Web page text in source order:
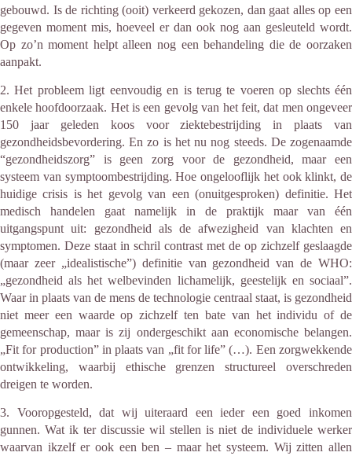
gebouwd. Is de richting (ooit) verkeerd gekozen, dan gaat alles op een
gegeven moment mis, hoeveel er dan ook nog aan gesleuteld wordt.
Op zo’n moment helpt alleen nog een behandeling die de oorzaken
aanpakt.
2. Het probleem ligt eenvoudig en is terug te voeren op slechts één
enkele hoofdoorzaak. Het is een gevolg van het feit, dat men ongeveer
150 jaar geleden koos voor ziektebestrijding in plaats van
gezondheidsbevordering. En zo is het nu nog steeds. De zogenaamde
“gezondheidszorg” is geen zorg voor de gezondheid, maar een
systeem van symptoombestrijding. Hoe ongelooflijk het ook klinkt, de
huidige crisis is het gevolg van een (onuitgesproken) definitie. Het
medisch handelen gaat namelijk in de praktijk maar van één
uitgangspunt uit: gezondheid als de afwezigheid van klachten en
symptomen. Deze staat in schril contrast met de op zichzelf geslaagde
(maar zeer „idealistische”) definitie van gezondheid van de WHO:
„gezondheid als het welbevinden lichamelijk, geestelijk en sociaal”.
Waar in plaats van de mens de technologie centraal staat, is gezondheid
niet meer een waarde op zichzelf ten bate van het individu of de
gemeenschap, maar is zij ondergeschikt aan economische belangen.
„Fit for production” in plaats van „fit for life” (…). Een zorgwekkende
ontwikkeling, waarbij ethische grenzen structureel overschreden
dreigen te worden.
3. Vooropgesteld, dat wij uiteraard een ieder een goed inkomen
gunnen. Wat ik ter discussie wil stellen is niet de individuele werker
waarvan ikzelf er ook een ben – maar het systeem. Wij zitten allen